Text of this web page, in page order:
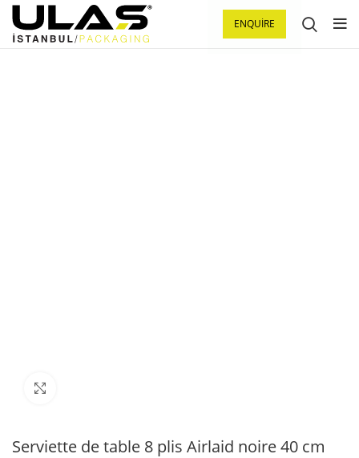
ENQUIRE
Serviette de table 8 plis Airlaid noire 40 cm